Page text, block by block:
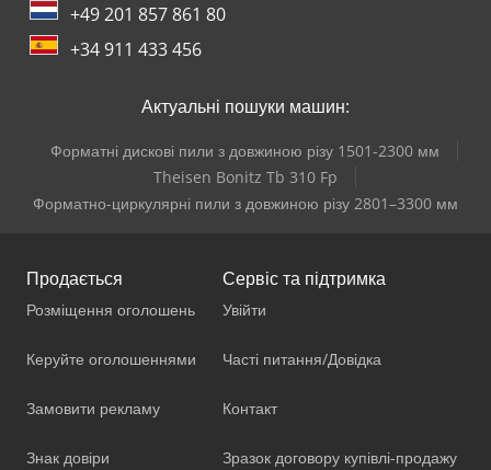
+49 201 857 861 80
+34 911 433 456
Актуальні пошуки машин:
Форматні дискові пили з довжиною різу 1501-2300 мм
Theisen Bonitz Tb 310 Fp
Форматно-циркулярні пили з довжиною різу 2801–3300 мм
Продається
Розміщення оголошень
Керуйте оголошеннями
Замовити рекламу
Знак довіри
Сервіс та підтримка
Увійти
Часті питання/Довідка
Контакт
Зразок договору купівлі-продажу